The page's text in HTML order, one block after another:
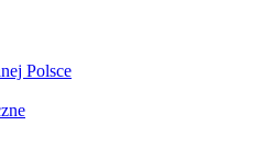
Polsce